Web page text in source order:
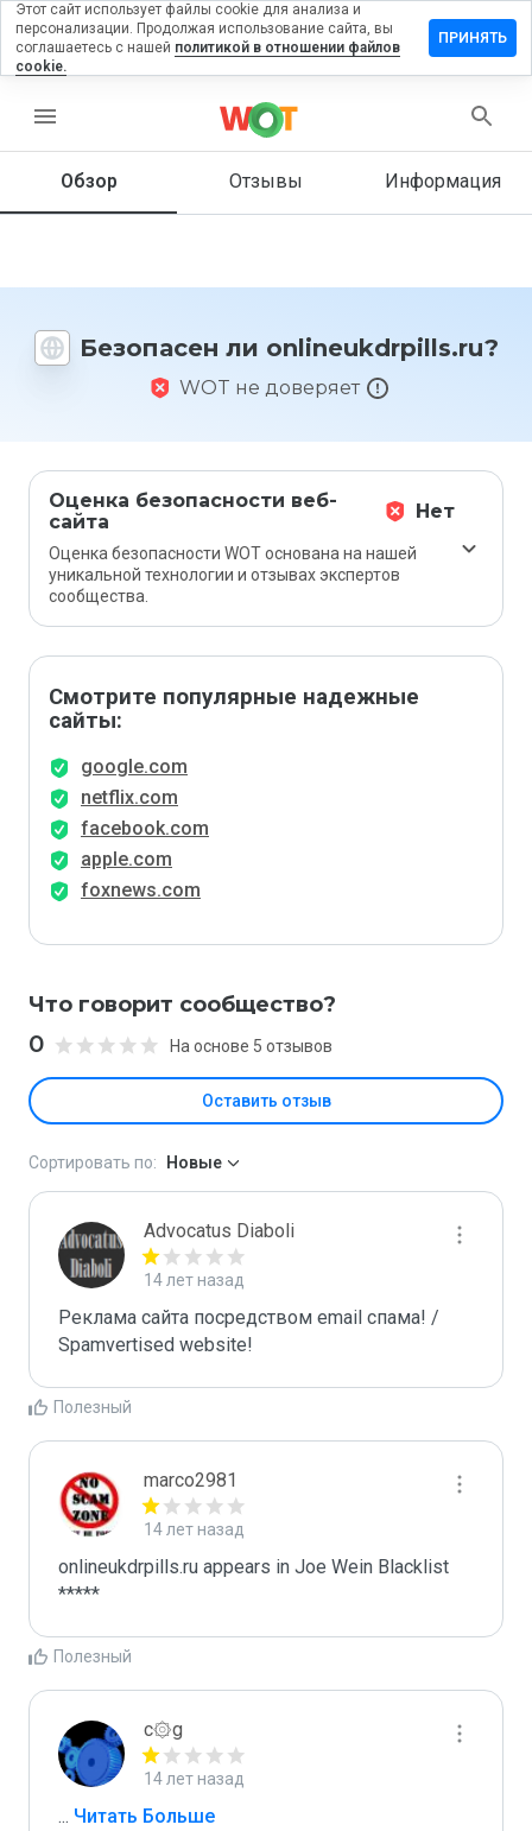
menu
Обзор Отзывы Информация
Безопасен ли onlineukdrpills.ru?
WOT не доверяет
Оценка безопасности веб-
сайта
Нет
Оценка безопасности WOT основана на нашей
уникальной технологии и отзывах экспертов
сообщества.
Смотрите популярные надежные
сайты:
google.com
netflix.com
facebook.com
apple.com
foxnews.com
Что говорит сообщество?
0 На основе 5 отзывов
Оставить отзыв
на
Как бы
этот
1 до 5?
Сортировать по: Новые
Advocatus Diaboli
14 лет назад
Реклама сайта посредством email спама! /
Spamvertised website!
Полезный
marco2981
14 лет назад
onlineukdrpills.ru appears in Joe Wein Blacklist
*****
Полезный
c۞g
14 лет назад
... Читать Больше
Этот сайт использует файлы cookie для анализа и
персонализации. Продолжая использование сайта, вы
соглашаетесь с нашей политикой в отношении файлов
cookie.
ПРИНЯТЬ